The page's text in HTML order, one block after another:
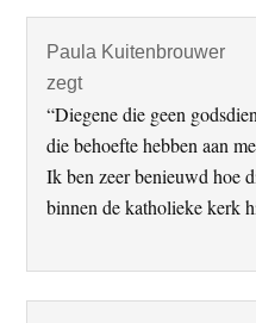
Paula Kuitenbrouwer
zegt
“Diegene die geen
die behoefte hebben aan
Ik ben zeer benieuwd hoe
binnen de katholieke kerk